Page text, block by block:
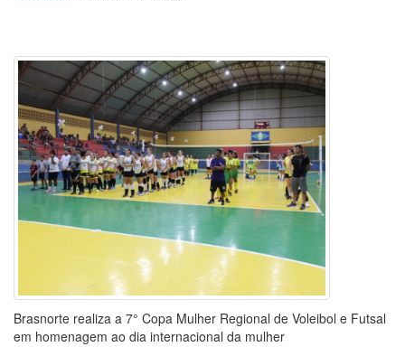
Brasnorte realiza a 7° Copa Mulher Regional de Voleibol e Futsal
em homenagem ao dia internacional da mulher